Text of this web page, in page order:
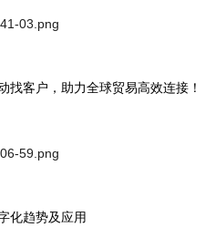
找客户，助力全球贸易高效连接！
化趋势及应用